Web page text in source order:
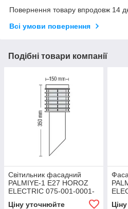
Повернення товару впродовж 14
Всі умови повернення
Подібні товари компанії
Світильник фасадний
PALMIYE-1 Е27 HOROZ
ELECTRIC 075-001-0001-
Ціну уточнюйте